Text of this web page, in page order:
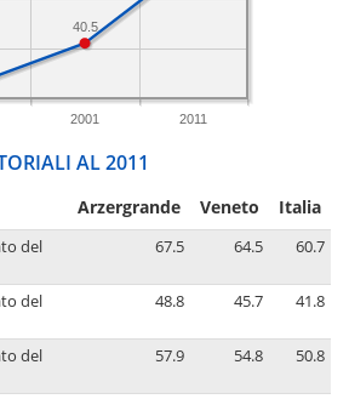
2001 2011
40.5
AL 2011
Arzergrande Veneto Italia
del
67.5 64.5 60.7
del
48.8 45.7 41.8
del
57.9 54.8 50.8